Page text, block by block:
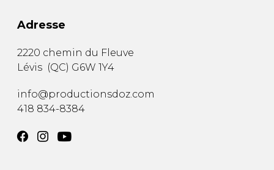
Adresse
2220 chemin du Fleuve
Lévis (QC) G6W 1Y4
info@productionsdoz.com
418 834-8384